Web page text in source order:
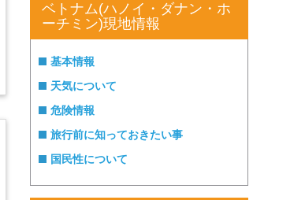
ベトナム(ハノイ・ダナン・ホ
ーチミン)現地情報
基本情報
天気について
危険情報
旅行前に知っておきたい事
国民性について